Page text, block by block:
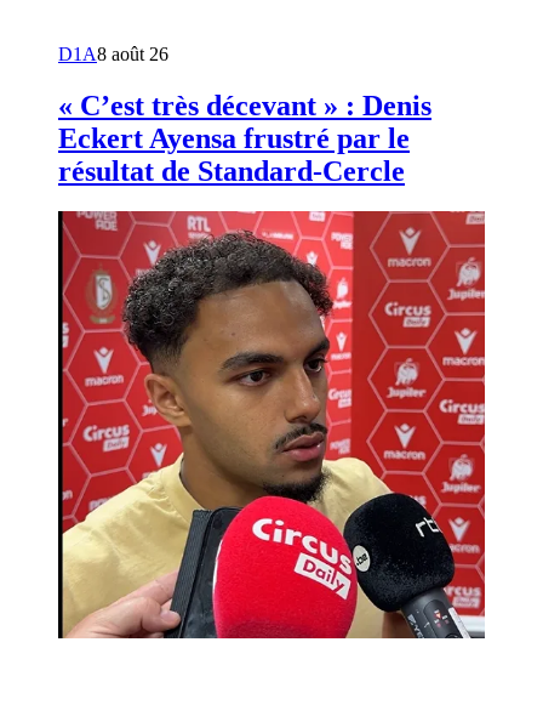
D1A8 août 26
« C’est très décevant » : Denis
Eckert Ayensa frustré par le
résultat de Standard-Cercle